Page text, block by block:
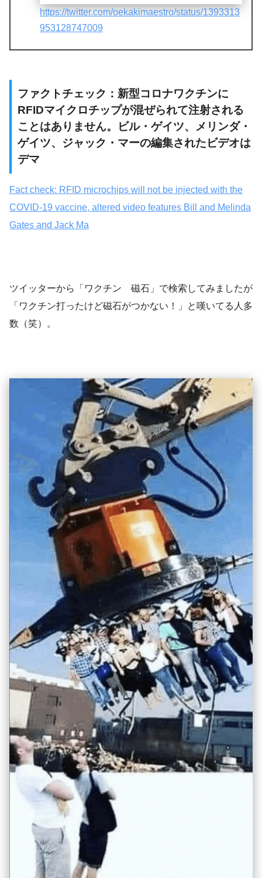
https://twitter.com/oekakimaestro/status/1393313
953128747009
ファクトチェック：新型コロナワクチンに
RFIDマイクロチップが混ぜられて注射される
ことはありません。ビル・ゲイツ、メリンダ・
ゲイツ、ジャック・マーの編集されたビデオは
デマ
Fact check: RFID microchips will not be injected with the
COVID-19 vaccine, altered video features Bill and Melinda
Gates and Jack Ma
ツイッターから「ワクチン 磁石」で検索してみましたが
「ワクチン打ったけど磁石がつかない！」と嘆いてる人多
数（笑）。